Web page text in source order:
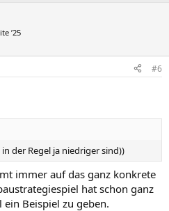
’25
#6
der Regel ja niedriger sind))
immer auf das ganz konkrete
hat schon ganz
Beispiel zu geben.